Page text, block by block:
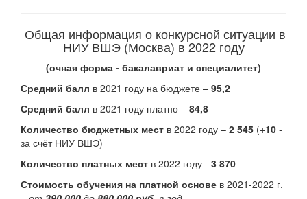
Общая информация о конкурсной ситуации в
НИУ ВШЭ (Москва) в 2022 году
(очная форма - бакалавриат и специалитет)
Средний балл в 2021 году на бюджете – 95,2
Средний балл в 2021 году платно – 84,8
Количество бюджетных мест в 2022 году – 2 545 (+10 -
за счёт НИУ ВШЭ)
Количество платных мест в 2022 году - 3 870
Стоимость обучения на платной основе в 2021-2022 г.